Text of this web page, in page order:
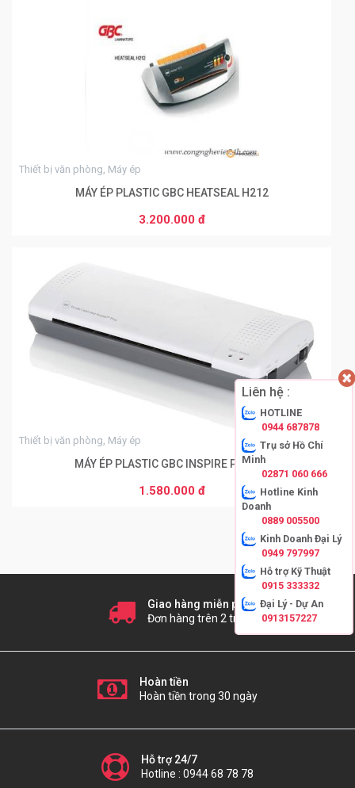
Liên hệ :
HOTLINE
0944 687878
Trụ sở Hồ Chí
Minh
02871 060 666
Hotline Kinh
Doanh
0889 005500
Kinh Doanh Đại Lý
0949 797997
Hỗ trợ Kỹ Thuật
0915 333332
Đại Lý - Dự An
0913157227
Thiết bị văn phòng, Máy ép
MÁY ÉP PLASTIC GBC HEATSEAL H212
3.200.000 đ
THÊM VÀO GIỎ HÀNG
Thiết bị văn phòng, Máy ép
MÁY ÉP PLASTIC GBC INSPIRE Plus A4
1.580.000 đ
THÊM VÀO GIỎ HÀNG
Giao hàng miễn phí
Đơn hàng trên 2 tr
Hoàn tiền
Hoàn tiền trong 30 ngày
Hỗ trợ 24/7
Hotline : 0944 68 78 78